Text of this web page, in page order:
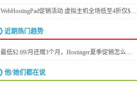
WebHostingPad促销活动 虚拟主机全场低至4折仅$…
近期热门趋势
最低$2.69/月还赠3个月，Hostinger夏季促销怎么…
他/她们都在说